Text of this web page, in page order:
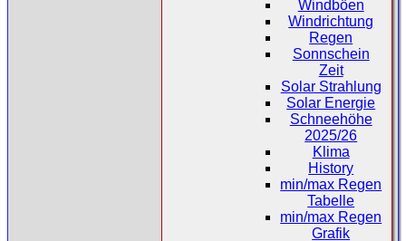
Windböen
Windrichtung
Regen
Sonnschein
Zeit
Solar Strahlung
Solar Energie
Schneehöhe
2025/26
Klima
History
min/max Regen
Tabelle
min/max Regen
Grafik